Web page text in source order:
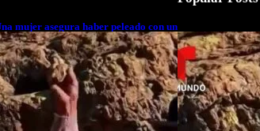
mujer asegura haber peleado con un
cuerpo a cuerpo